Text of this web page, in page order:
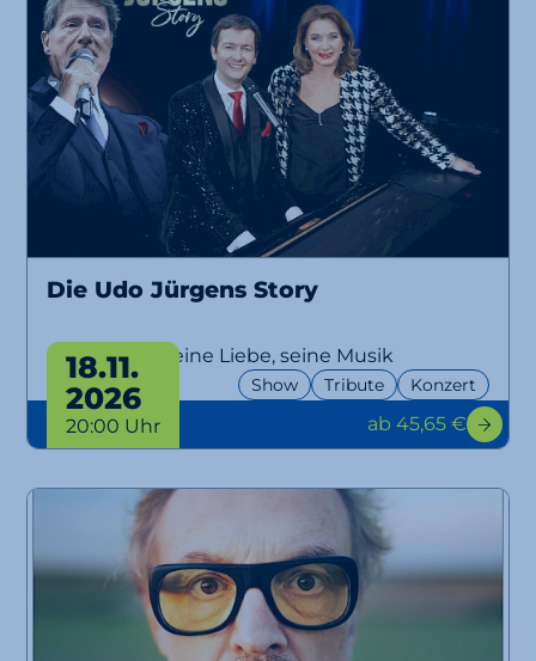
Die Udo Jürgens Story
Sein Leben, seine Liebe, seine Musik
Show Tribute Konzert
18.11.
2026
20:00 Uhr ab 45,65 €